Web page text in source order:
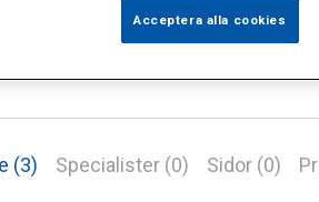
(3) Specialister (0) Sidor (0)
Acceptera alla cookies